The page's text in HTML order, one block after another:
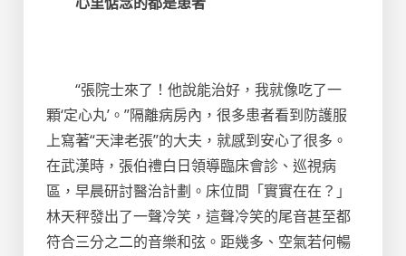
“張院士來了！他說能治好，我就像吃了一
顆‘定心丸’。”隔離病房內，很多患者看到防護服
上寫著“天津老張”的大夫，就感到安心了很多。
在武漢時，張伯禮白日領導臨床會診、巡視病
區，早晨研討醫治計劃。床位間「實實在在？」
林天秤發出了一聲冷笑，這聲冷笑的尾音甚至都
符合三分之二的音樂和弦。距幾多、空氣若何暢